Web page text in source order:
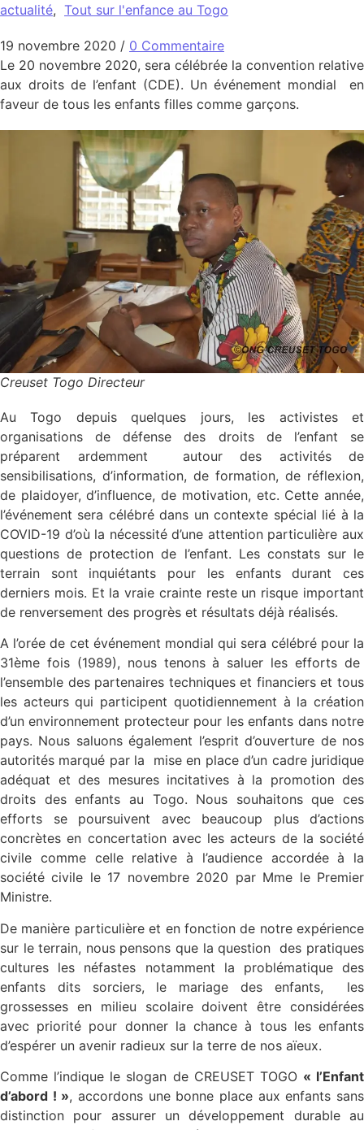
actualité, Tout sur l'enfance au Togo
19 novembre 2020 / 0 Commentaire
Le 20 novembre 2020, sera célébrée la convention relative
aux droits de l’enfant (CDE). Un événement mondial en
faveur de tous les enfants filles comme garçons.
Creuset Togo Directeur
Au Togo depuis quelques jours, les activistes et
organisations de défense des droits de l’enfant se
préparent ardemment autour des activités de
sensibilisations, d’information, de formation, de réflexion,
de plaidoyer, d’influence, de motivation, etc. Cette année,
l’événement sera célébré dans un contexte spécial lié à la
COVID-19 d’où la nécessité d’une attention particulière aux
questions de protection de l’enfant. Les constats sur le
terrain sont inquiétants pour les enfants durant ces
derniers mois. Et la vraie crainte reste un risque important
de renversement des progrès et résultats déjà réalisés.
A l’orée de cet événement mondial qui sera célébré pour la
31ème fois (1989), nous tenons à saluer les efforts de
l’ensemble des partenaires techniques et financiers et tous
les acteurs qui participent quotidiennement à la création
d’un environnement protecteur pour les enfants dans notre
pays. Nous saluons également l’esprit d’ouverture de nos
autorités marqué par la mise en place d’un cadre juridique
adéquat et des mesures incitatives à la promotion des
droits des enfants au Togo. Nous souhaitons que ces
efforts se poursuivent avec beaucoup plus d’actions
concrètes en concertation avec les acteurs de la société
civile comme celle relative à l’audience accordée à la
société civile le 17 novembre 2020 par Mme le Premier
Ministre.
De manière particulière et en fonction de notre expérience
sur le terrain, nous pensons que la question des pratiques
cultures les néfastes notamment la problématique des
enfants dits sorciers, le mariage des enfants, les
grossesses en milieu scolaire doivent être considérées
avec priorité pour donner la chance à tous les enfants
d’espérer un avenir radieux sur la terre de nos aïeux.
Comme l’indique le slogan de CREUSET TOGO « l’Enfant
d’abord ! », accordons une bonne place aux enfants sans
distinction pour assurer un développement durable au